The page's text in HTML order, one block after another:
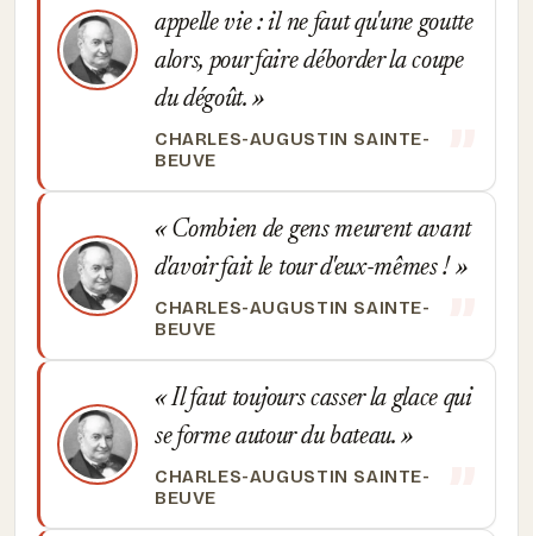
appelle vie : il ne faut qu'une goutte
alors, pour faire déborder la coupe
du dégoût.
CHARLES-AUGUSTIN SAINTE-
BEUVE
Combien de gens meurent avant
d'avoir fait le tour d'eux-mêmes !
CHARLES-AUGUSTIN SAINTE-
BEUVE
Il faut toujours casser la glace qui
se forme autour du bateau.
CHARLES-AUGUSTIN SAINTE-
BEUVE